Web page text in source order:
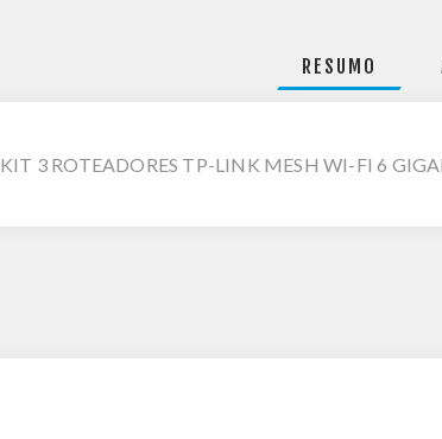
RESUMO
KIT 3 ROTEADORES TP-LINK MESH WI-FI 6